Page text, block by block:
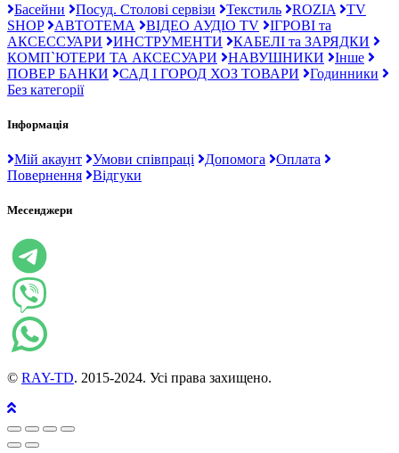
Басейни Посуд. Столові сервізи Текстиль ROZIA
TV
SHOP
АВТОТЕМА ВІДЕО АУДІО TV
ІГРОВІ та
АКСЕССУАРИ
ИНСТРУМЕНТИ
КАБЕЛІ та ЗАРЯДКИ
КОМП`ЮТЕРИ ТА АКСЕСУАРИ
НАВУШНИКИ
Інше
ПОВЕР БАНКИ
САД І ГОРОД ХОЗ ТОВАРИ
Годинники
Без категорії
Інформація
Мій акаунт Умови співпраці Допомога
Оплата
Повернення
Відгуки
Месенджери
© RAY-TD. 2015-2024. Усі права захищено.